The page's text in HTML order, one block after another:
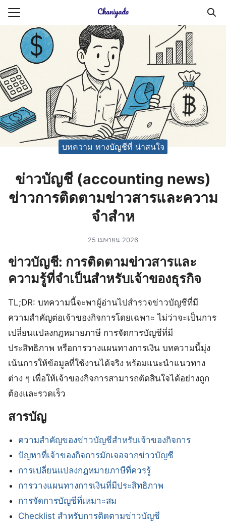
Skip
content
ยความเป็นส่วนตัว
ญชี (Accounting service)
ญชี (Accounting
Search
for:
บทความ ทางบัญชีที่ น่าสนใจ
ข่าวบัญชี (accounting news)
ข่าวการติดตามข่าวสารและความ
จำสำห
25 เมษายน 2026
ข่าวบัญชี: การติดตามข่าวสารและ
ความรู้ที่จำเป็นสำหรับเจ้าของธุรกิจ
TL;DR: บทความนี้จะพาผู้อ่านไปสำรวจข่าวบัญชีที่มี
ความสำคัญต่อเจ้าของกิจการโดยเฉพาะ ไม่ว่าจะเป็นการ
เปลี่ยนแปลงกฎหมายภาษี การจัดการบัญชีที่มี
ประสิทธิภาพ หรือการวางแผนทางการเงิน บทความนี้มุ่ง
เน้นการให้ข้อมูลที่ใช้งานได้จริง พร้อมแนะนำแนวทาง
ต่าง ๆ เพื่อให้เจ้าของกิจการสามารถตัดสินใจได้อย่างถูก
ต้องและรวดเร็ว
สารบัญ
ความสำคัญของข่าวบัญชีสำหรับเจ้าของกิจการ
ปัญหาที่เจ้าของกิจการมักเจอจากข่าวบัญชี
การเปลี่ยนแปลงกฎหมายภาษีที่ควรรู้
การวางแผนทางการเงินที่มีประสิทธิภาพ
การจัดการบัญชีที่เหมาะสม
Checklist สำหรับการติดตามข่าวบัญชี